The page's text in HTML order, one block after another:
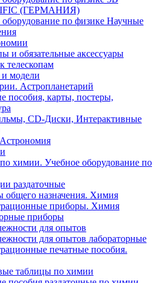
(ГЕРМАНИЯ)
по физике Научные
и обязательные аксессуары
телескопам
модели
Астропланетарий
пособия, карты, постеры,
CD-Диски, Интерактивные
химии. Учебное оборудование по
раздаточные
общего назначения. Химия
приборы. Химия
приборы
для опытов
для опытов лабораторные
печатные пособия.
таблицы по химии